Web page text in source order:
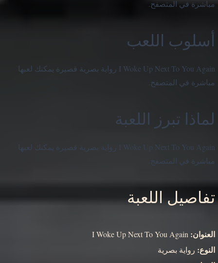
مباشرة في المتصفح.
أسلوب اللعب
I Woke Up Next To You Again رواية بصرية قصيرة يمكنك لعبها
مباشرة في المتصفح.
لماذا تبرز اللعبة
I Woke Up Next To You Again رواية بصرية قصيرة يمكنك لعبها
مباشرة في المتصفح.
تفاصيل اللعبة
العنوان:
النوع: رواية بصرية